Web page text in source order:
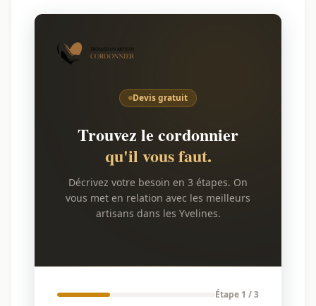
Devis gratuit
Trouvez le cordonnier
qu'il vous faut.
Décrivez votre besoin en 3 étapes. On
vous met en relation avec les meilleurs
artisans dans les Yvelines.
Étape 1 / 3